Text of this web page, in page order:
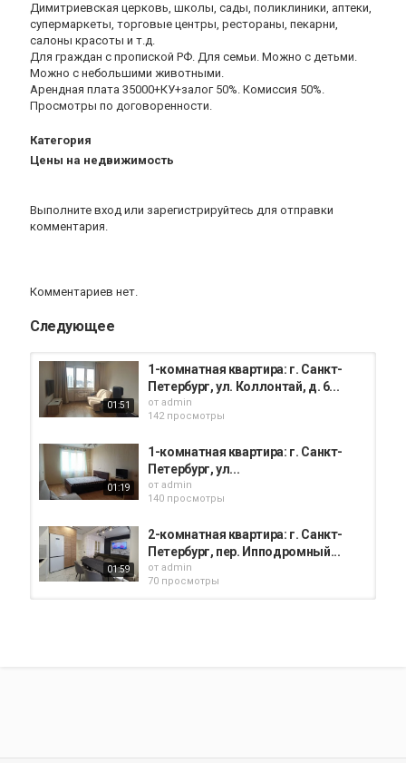
Димитриевская церковь, школы, сады, поликлиники, аптеки,
супермаркеты, торговые центры, рестораны, пекарни,
салоны красоты и т.д.
Для граждан с пропиской РФ. Для семьи. Можно с детьми.
Можно с небольшими животными.
Арендная плата 35000+КУ+залог 50%. Комиссия 50%.
Просмотры по договоренности.
Категория
Цены на недвижимость
Выполните вход или зарегистрируйтесь для отправки
комментария.
Комментариев нет.
Следующее
01:51
1-комнатная квартира: г. Санкт-
Петербург, ул. Коллонтай, д. 6...
от admin
142 просмотры
01:19
1-комнатная квартира: г. Санкт-
Петербург, ул...
от admin
140 просмотры
01:59
2-комнатная квартира: г. Санкт-
Петербург, пер. Ипподромный...
от admin
70 просмотры